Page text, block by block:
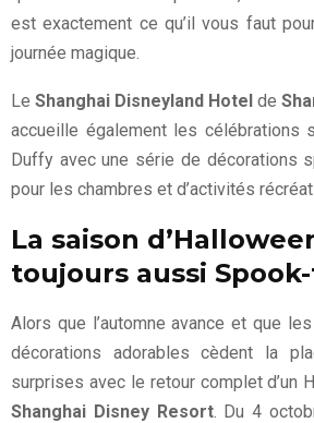
est exactement ce qu’il vous faut
journée magique.
Le Shanghai Disneyland Hotel de
accueille également les célébrations
Duffy avec une série de décorations
pour les chambres et d’activités
La saison
toujours aussi
Alors que l’automne avance et que
décorations adorables cèdent la
surprises avec le retour complet d’un
Shanghai Disney Resort. Du 4